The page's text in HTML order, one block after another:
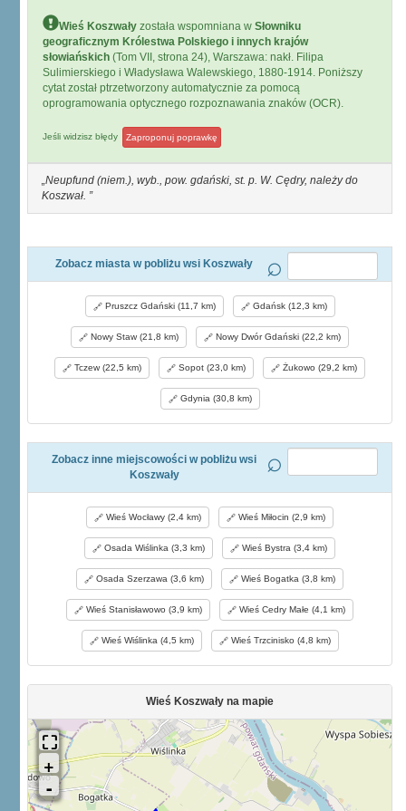
Wieś Koszwały została wspomniana w Słowniku
geograficznym Królestwa Polskiego i innych krajów
słowiańskich (Tom VII, strona 24), Warszawa: nakł. Filipa
Sulimierskiego i Władysława Walewskiego, 1880-1914. Poniższy
cytat został ptrzetworzony automatycznie za pomocą
oprogramowania optycznego rozpoznawania znaków (OCR).
Jeśli widzisz błędy Zaproponuj poprawkę
Neupfund (niem.), wyb., pow. gdański, st. p. W. Cędry, należy do
Koszwał.
Zobacz miasta w pobliżu wsi Koszwały
Pruszcz Gdański (11,7 km) Gdańsk (12,3 km)
Nowy Staw (21,8 km) Nowy Dwór Gdański (22,2 km)
Tczew (22,5 km) Sopot (23,0 km) Żukowo (29,2 km)
Gdynia (30,8 km)
Zobacz inne miejscowości w pobliżu wsi
Koszwały
Wieś Wocławy (2,4 km) Wieś Miłocin (2,9 km)
Osada Wiślinka (3,3 km) Wieś Bystra (3,4 km)
Osada Szerzawa (3,6 km) Wieś Bogatka (3,8 km)
Wieś Stanisławowo (3,9 km) Wieś Cedry Małe (4,1 km)
Wieś Wiślinka (4,5 km) Wieś Trzcinisko (4,8 km)
Wieś Koszwały na mapie